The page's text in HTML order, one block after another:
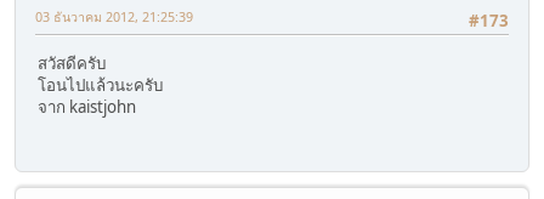
#173
03 ธันวาคม 2012, 21:25:39
สวัสดีครับ
โอนไปแล้วนะครับ
จาก kaistjohn